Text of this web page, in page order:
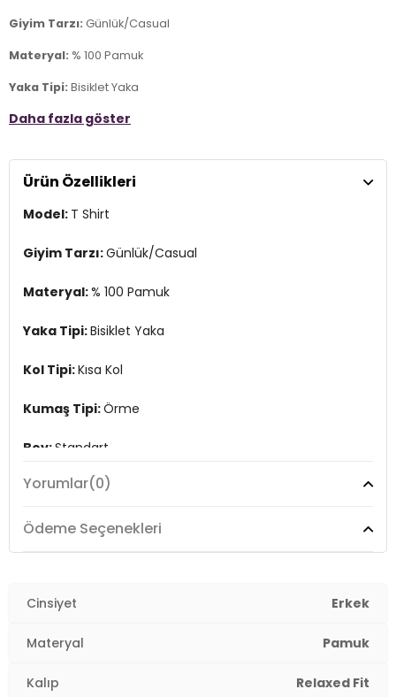
Giyim Tarzı: Günlük/Casual
Materyal: % 100 Pamuk
Yaka Tipi: Bisiklet Yaka
Kol Tipi:Kısa Kol
Boy:Standart
Kalıp Bilgisi:Relaxed Fit
Yaş Grubu: Yetişkin
3DY10613090900.07
Daha fazla göster
Ürün Özellikleri
Model: T Shirt
Giyim Tarzı:Günlük/Casual
Materyal:% 100 Pamuk
Yaka Tipi:Bisiklet Yaka
Kol Tipi:Kısa Kol
Kumaş Tipi:Örme
Boy:Standart
Kalıp Bilgisi:Relaxed Fit
Yaş Grubu:Yetişkin
Yorumlar(0)
Ödeme Seçenekleri
Cinsiyet Erkek
Materyal Pamuk
Kalıp Relaxed Fit